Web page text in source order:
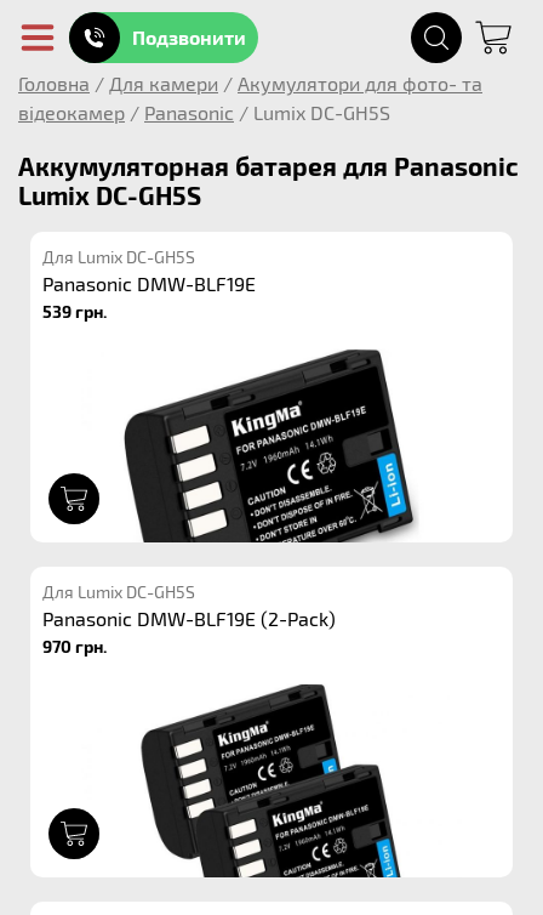
Подзвонити
Головна / Для камери / Акумулятори для фото- та
відеокамер / Panasonic / Lumix DC-GH5S
Аккумуляторная батарея для Panasonic
Lumix DC-GH5S
Для Lumix DC-GH5S
Panasonic DMW-BLF19E
539 грн.
Для Lumix DC-GH5S
Panasonic DMW-BLF19E (2-Pack)
970 грн.